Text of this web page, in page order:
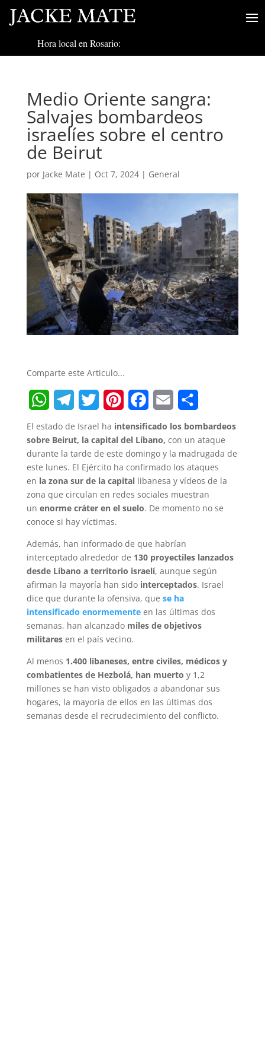
Hora local en Rosario:
Medio Oriente sangra:
Salvajes bombardeos
israelíes sobre el centro
de Beirut
por Jacke Mate | Oct 7, 2024| General
Comparte este Articulo...
W
h
a
t
s
A
p
p
T
e
l
e
g
r
a
m
w
i
t
t
e
r
P
i
n
t
e
r
e
s
t
a
c
e
b
o
k
m
a
i
l
h
a
r
e
El estado de Israel ha intensificado los bombardeos
sobre Beirut, la capital del Líbano, con un ataque
durante la tarde de este domingo y la madrugada de
este lunes. El Ejército ha confirmado los ataques
en la zona sur de la capitallibanesa y vídeos de la
zona que circulan en redes sociales muestran
un enorme cráter en el suelo. De momento no se
conoce si hay víctimas.
Además, han informado de que habrían
interceptado alrededor de 130 proyectiles lanzados
desde Líbano a territorio israelí, aunque según
afirman la mayoría han sido interceptados. Israel
dice que durante la ofensiva, que se ha
intensificado enormemente en las últimas dos
semanas, han alcanzado miles de objetivos
militaresen el país vecino.
Al menos 1.400 libaneses, entre civiles, médicos y
combatientes de Hezbolá, han muerto y 1,2
millones se han visto obligados a abandonar sus
hogares, la mayoría de ellos en las últimas dos
semanas desde el recrudecimiento del conflicto.